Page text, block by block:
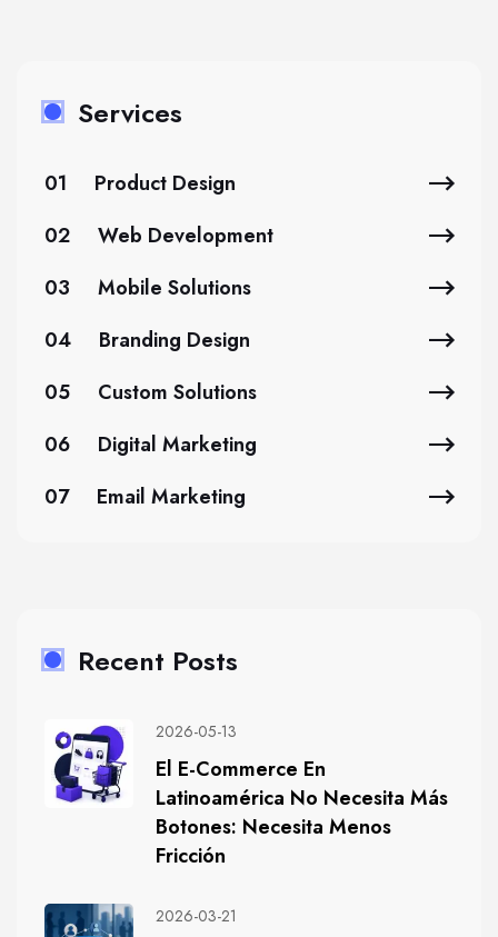
Services
01
Product Design
02
Web Development
03
Mobile Solutions
04
Branding Design
05
Custom Solutions
06
Digital Marketing
07
Email Marketing
Recent Posts
2026-05-13
El E-Commerce En
Latinoamérica No Necesita Más
Botones: Necesita Menos
Fricción
2026-03-21